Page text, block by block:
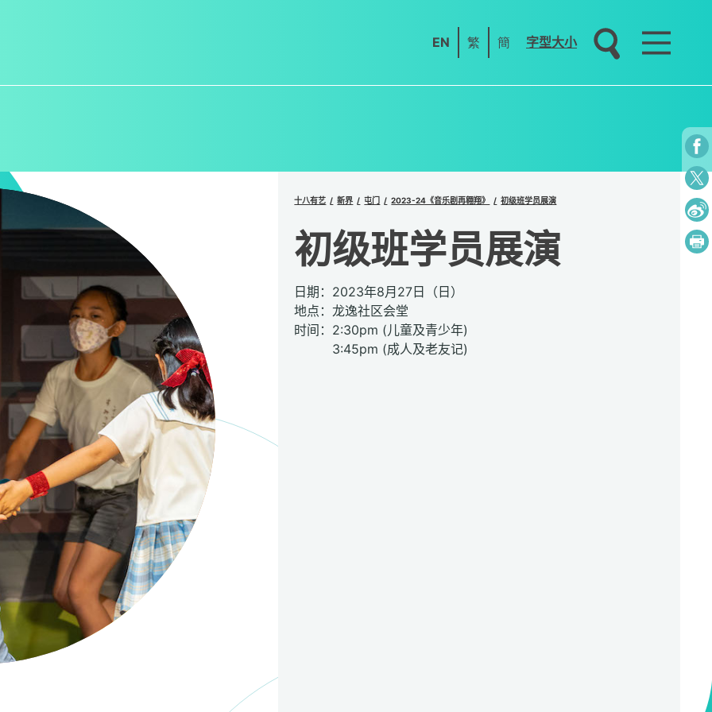
EN 繁 簡 字型大小
十八有艺 新界 屯门 2023-24《音乐剧再翱翔》 初级班学员展演
初级班学员展演
日期：2023年8月27日（日）
地点：龙逸社区会堂
时间：2:30pm (儿童及青少年)
3:45pm (成人及老友记)